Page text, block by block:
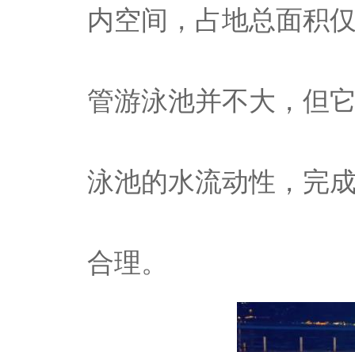
内空间，占地总面积
管游泳池并不大，但
泳池的水流动性，完
合理。